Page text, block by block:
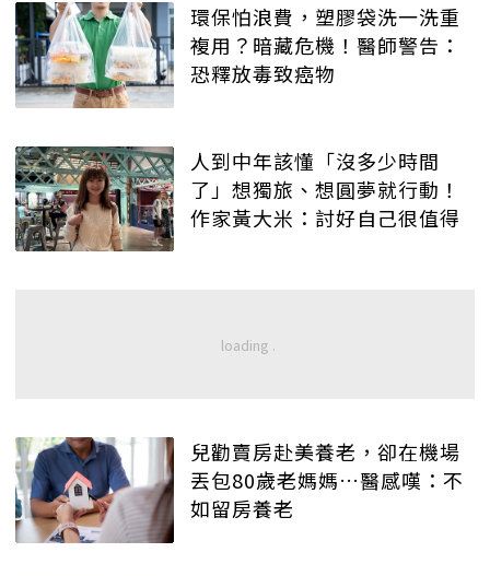
環保怕浪費，塑膠袋洗一洗重
複用？暗藏危機！醫師警告：
恐釋放毒致癌物
人到中年該懂「沒多少時間
了」想獨旅、想圓夢就行動！
作家黃大米：討好自己很值得
兒勸賣房赴美養老，卻在機場
丟包80歲老媽媽…醫感嘆：不
如留房養老